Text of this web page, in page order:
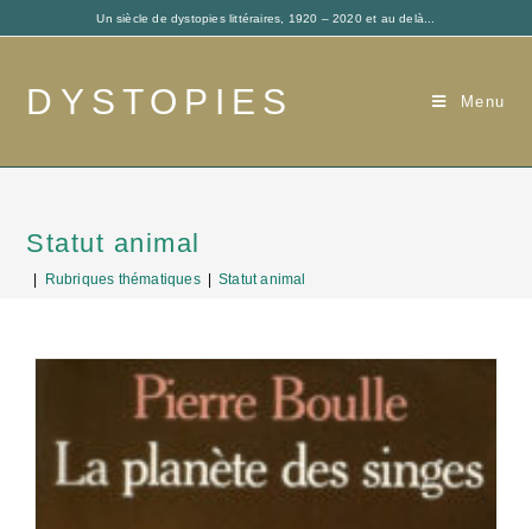
Un siècle de dystopies littéraires, 1920 – 2020 et au delà...
DYSTOPIES Menu
Statut animal
Rubriques thématiques Statut animal